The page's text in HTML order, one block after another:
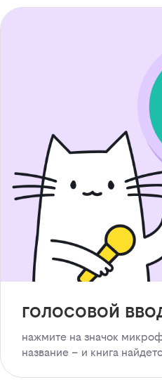
голосовой
нажмите на значок
название – и книга